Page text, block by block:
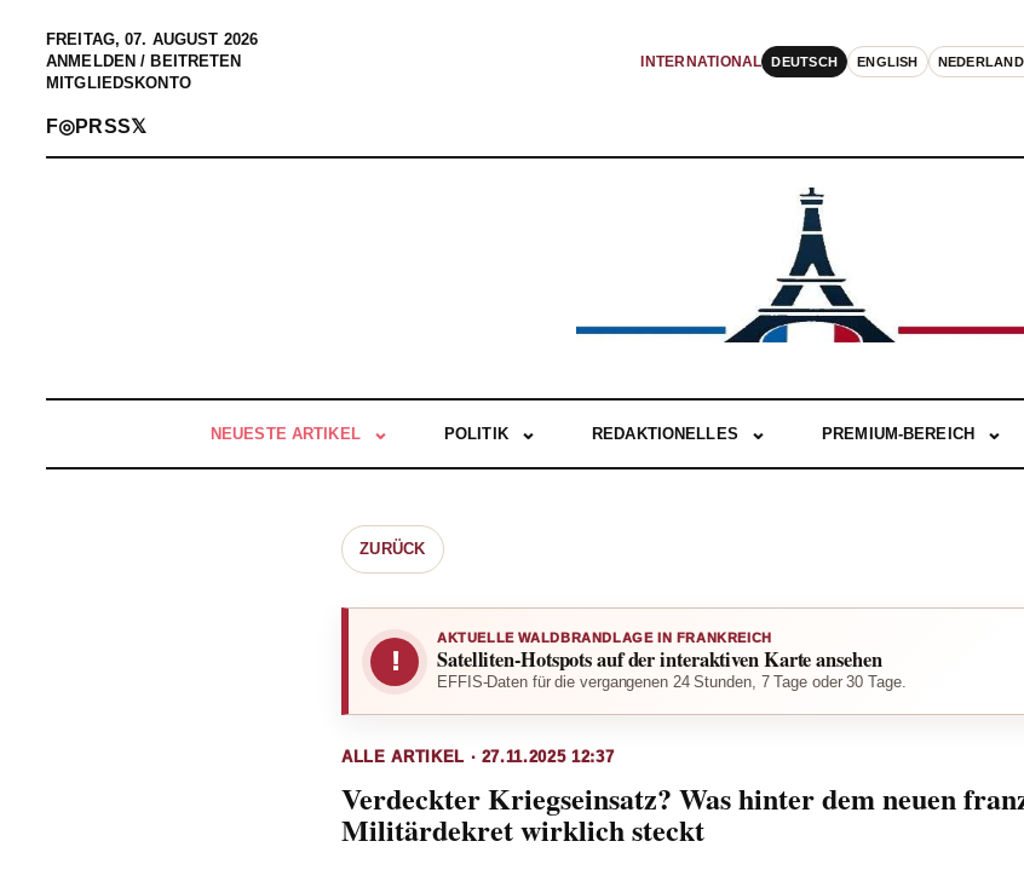
FREITAG, 07. AUGUST 2026
ANMELDEN / BEITRETEN
MITGLIEDSKONTO
INTERNATIONAL DEUTSCH ENGLISH
F◎PRSS𝕏
NEUESTE ARTIKEL POLITIK REDAKTIONELLES PREMIUM-BEREICH
ZURÜCK
!
AKTUELLE WALDBRANDLAGE IN FRANKREICH
Satelliten-Hotspots auf der interaktiven Karte ansehen
EFFIS-Daten für die vergangenen 24 Stunden, 7 Tage oder 30 Tage.
ALLE ARTIKEL · 27.11.2025 12:37
Verdeckter Kriegseinsatz? Was hinter dem neuen
Militärdekret wirklich steckt